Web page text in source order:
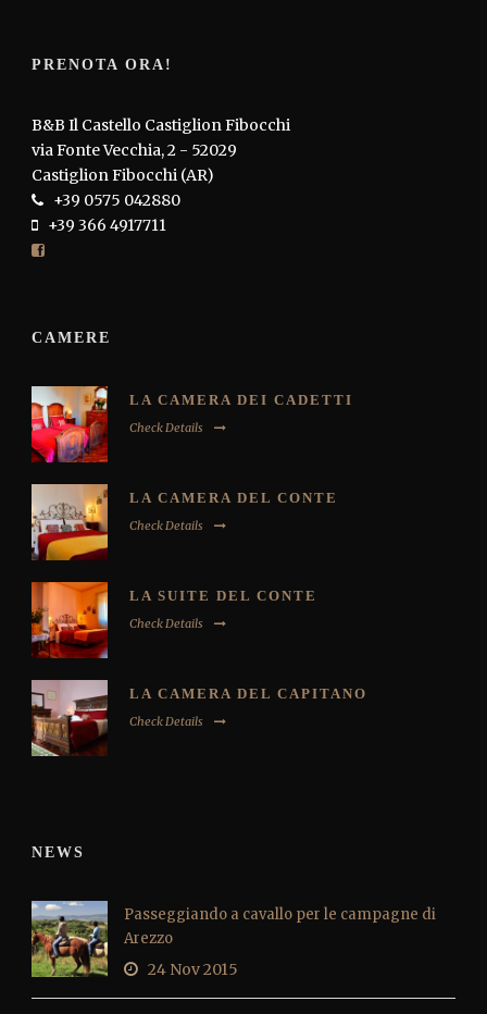
PRENOTA ORA!
B&B Il Castello Castiglion Fibocchi
via Fonte Vecchia, 2 - 52029
Castiglion Fibocchi (AR)
+39 0575 042880
+39 366 4917711
CAMERE
LA CAMERA DEI CADETTI
Check Details
LA CAMERA DEL CONTE
Check Details
LA SUITE DEL CONTE
Check Details
LA CAMERA DEL CAPITANO
Check Details
NEWS
Passeggiando a cavallo per le campagne di
Arezzo
24 Nov 2015